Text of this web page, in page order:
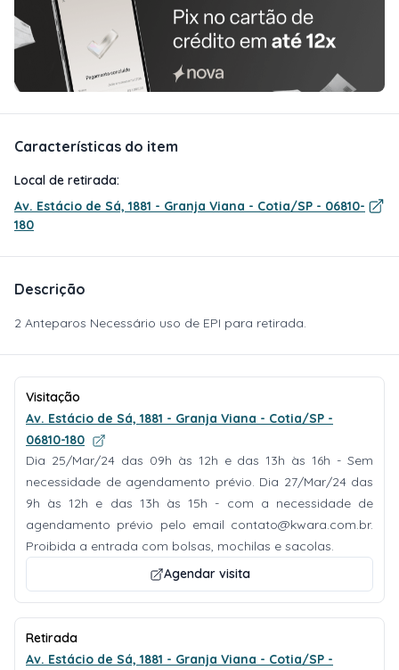
Características do item
Local de retirada:
Av. Estácio de Sá, 1881 - Granja Viana - Cotia/SP - 06810-
180
Descrição
2 Anteparos Necessário uso de EPI para retirada.
Visitação
Av. Estácio de Sá, 1881 - Granja Viana - Cotia/SP -
06810-180
Dia 25/Mar/24 das 09h às 12h e das 13h às 16h - Sem
necessidade de agendamento prévio. Dia 27/Mar/24 das
9h às 12h e das 13h às 15h - com a necessidade de
agendamento prévio pelo email contato@kwara.com.br.
Proibida a entrada com bolsas, mochilas e sacolas.
Agendar visita
Retirada
Av. Estácio de Sá, 1881 - Granja Viana - Cotia/SP -